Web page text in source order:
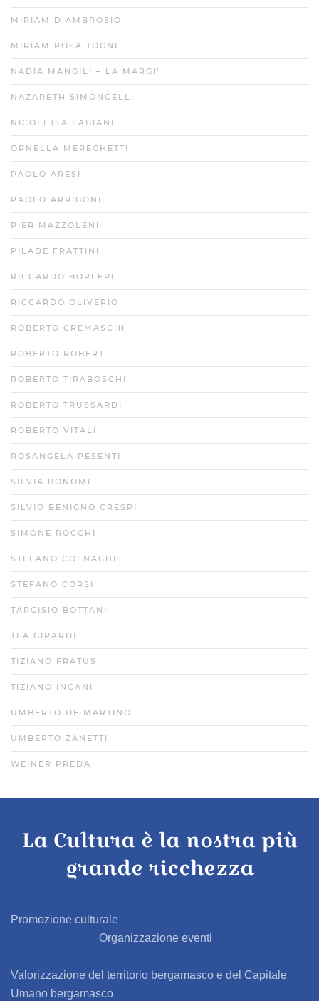
MIRIAM D’AMBROSIO
MIRIAM ROSA TOGNI
NADIA MANGILI – LA MARGI’
NAZARETH SIMONCELLI
NICOLETTA FABIANI
ORNELLA MEREGHETTI
PAOLO ARESI
PAOLO ARRIGONI
PIER MAZZOLENI
PILADE FRATTINI
RICCARDO BORLERI
RICCARDO OLIVERIO
ROBERTO CREMASCHI
ROBERTO ROBERT
ROBERTO TIRABOSCHI
ROBERTO TRUSSARDI
ROBERTO VITALI
ROSANGELA PESENTI
SILVIA BONOMI
SILVIO BENIGNO CRESPI
SIMONE ROCCHI
STEFANO COLNAGHI
STEFANO CORSI
TARCISIO BOTTANI
TEA GIRARDI
TIZIANO FRATUS
TIZIANO INCANI
UMBERTO DE MARTINO
UMBERTO ZANETTI
WEINER PREDA
La Cultura è la nostra più
grande ricchezza
Promozione culturale
Organizzazione eventi
Valorizzazione del territorio bergamasco e del Capitale
Umano bergamasco